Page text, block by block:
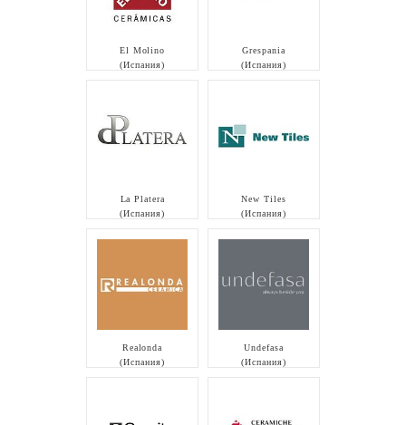
El Molino
(Испания)
Grespania
(Испания)
La Platera
(Испания)
New Tiles
(Испания)
Realonda
(Испания)
Undefasa
(Испания)